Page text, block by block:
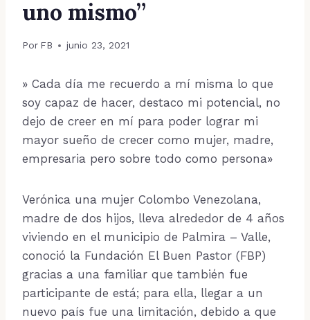
uno mismo”
Por FB junio 23, 2021
» Cada día me recuerdo a mí misma lo que
soy capaz de hacer, destaco mi potencial, no
dejo de creer en mí para poder lograr mi
mayor sueño de crecer como mujer, madre,
empresaria pero sobre todo como persona»
Verónica una mujer Colombo Venezolana,
madre de dos hijos, lleva alrededor de 4 años
viviendo en el municipio de Palmira – Valle,
conoció la Fundación El Buen Pastor (FBP)
gracias a una familiar que también fue
participante de está; para ella, llegar a un
nuevo país fue una limitación, debido a que